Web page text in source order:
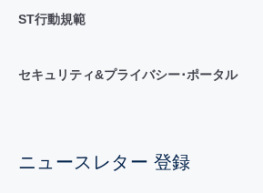
ST行動規範
セキュリティ&プライバシー･ポータル
ニュースレター 登録